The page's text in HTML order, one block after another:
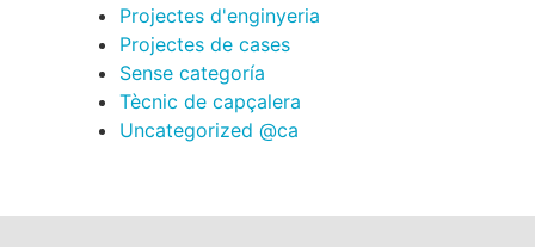
Projectes d'enginyeria
Projectes de cases
Sense categoría
Tècnic de capçalera
Uncategorized @ca